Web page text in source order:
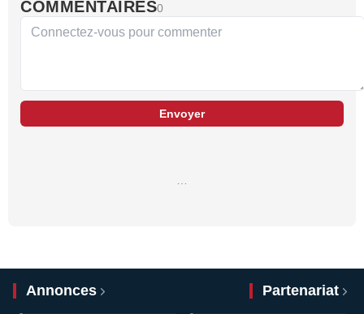
COMMENTAIRES0
Envoyer
Annonces Partenariat